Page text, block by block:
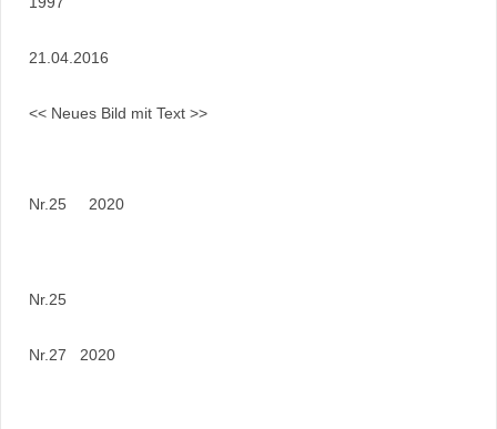
21.04.2016
<< Neues Bild mit Text >>
Nr.25 2020
Nr.25
Nr.27 2020